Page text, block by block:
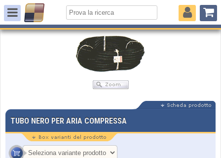
TUBO NERO PER ARIA COMPRESSA